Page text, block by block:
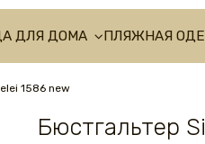
ДЛЯ ДОМА ПЛЯЖНАЯ
1586 new
Бюстгальтер